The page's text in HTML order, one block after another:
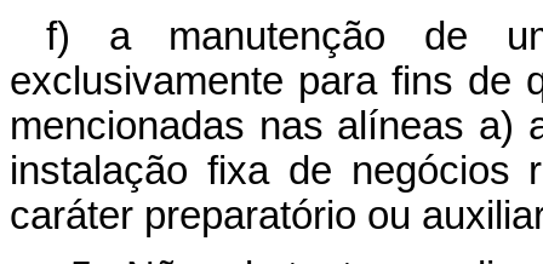
f) a manutenção de
exclusivamente para fins de
mencionadas nas alíneas a)
instalação fixa de negócios
caráter preparatório ou